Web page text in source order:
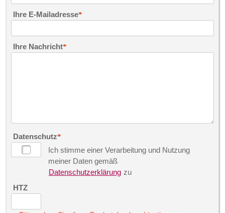
Ihre E-Mailadresse
Ihre Nachricht
Datenschutz
Ich stimme einer Verarbeitung und Nutzung
meiner Daten gemäß
Datenschutzerklärung zu
HTZ